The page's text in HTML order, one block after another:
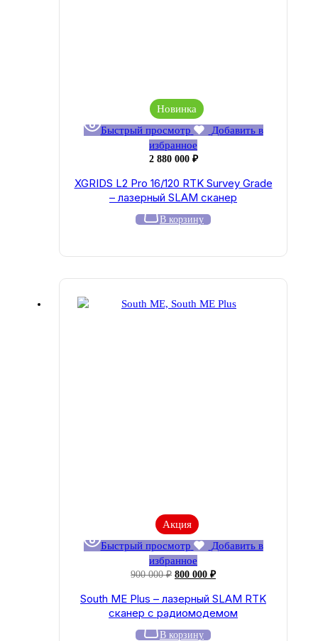
Новинка
Быстрый просмотр
Добавить в
избранное
2 880 000 ₽
XGRIDS L2 Pro 16/120 RTK Survey Grade
– лазерный SLAM сканер
В корзину
Акция
Быстрый просмотр
Добавить в
избранное
900 000₽ Первоначальная
составляла
900
800 000 ₽Текущая
800
000 ₽.
South ME Plus – лазерный SLAM RTK
сканер с радиомодемом
В корзину